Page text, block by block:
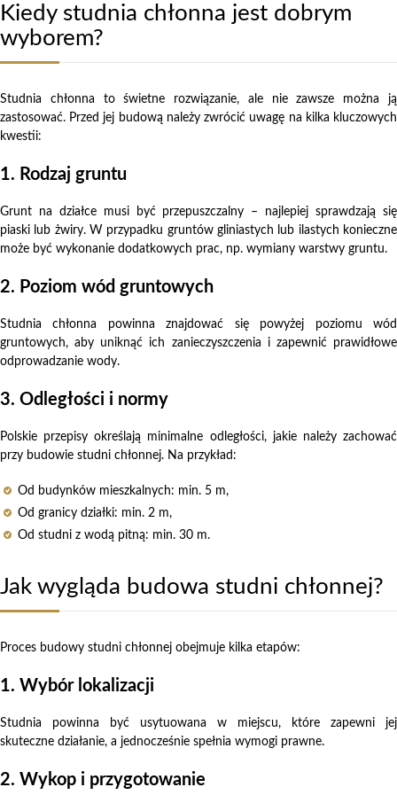
Kiedy studnia chłonna jest dobrym
wyborem?
Studnia chłonna to świetne rozwiązanie, ale nie zawsze można ją
zastosować. Przed jej budową należy zwrócić uwagę na kilka kluczowych
kwestii:
1. Rodzaj gruntu
Grunt na działce musi być przepuszczalny – najlepiej sprawdzają się
piaski lub żwiry. W przypadku gruntów gliniastych lub ilastych konieczne
może być wykonanie dodatkowych prac, np. wymiany warstwy gruntu.
2. Poziom wód gruntowych
Studnia chłonna powinna znajdować się powyżej poziomu wód
gruntowych, aby uniknąć ich zanieczyszczenia i zapewnić prawidłowe
odprowadzanie wody.
3. Odległości i normy
Polskie przepisy określają minimalne odległości, jakie należy zachować
przy budowie studni chłonnej. Na przykład:
Od budynków mieszkalnych: min. 5 m,
Od granicy działki: min. 2 m,
Od studni z wodą pitną: min. 30 m.
Jak wygląda budowa studni chłonnej?
Proces budowy studni chłonnej obejmuje kilka etapów:
1. Wybór lokalizacji
Studnia powinna być usytuowana w miejscu, które zapewni jej
skuteczne działanie, a jednocześnie spełnia wymogi prawne.
2. Wykop i przygotowanie